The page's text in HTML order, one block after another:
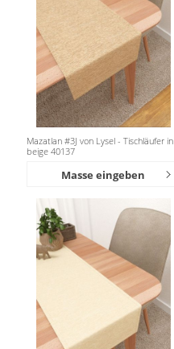
Mazatlan #3J von Lysel - Tischläufer in
beige 40137
Masse eingeben